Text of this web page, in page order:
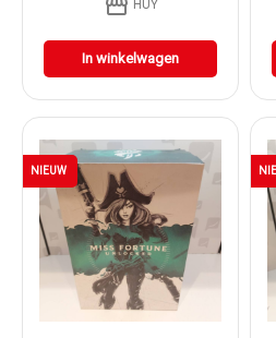
HUY
In winkelwagen
NIEUW